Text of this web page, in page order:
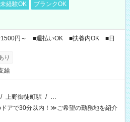
経験OK
ブランクOK
1500円～ ■週払いOK ■扶養内OK ■日
り
給
/ 上野御徒町駅 / …
アで30分以内！≫ご希望の勤務地を紹介